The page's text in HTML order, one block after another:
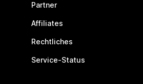
Partner
Affiliates
Rechtliches
Service-Status